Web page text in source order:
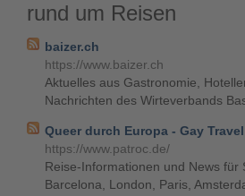
rund um Reisen
baizer.ch
https://www.baizer.ch
Aktuelles aus Gastronomie,
Nachrichten des Wirteverbands
Queer durch Europa - Gay
https://www.patroc.de/
Reise-Informationen und News für
Barcelona, London, Paris,